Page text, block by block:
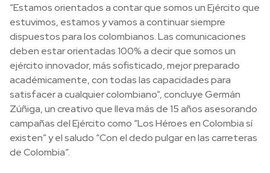
“Estamos orientados a contar que somos un Ejército que
estuvimos, estamos y vamos a continuar siempre
dispuestos para los colombianos. Las comunicaciones
deben estar orientadas 100% a decir que somos un
ejército innovador, más sofisticado, mejor preparado
académicamente, con todas las capacidades para
satisfacer a cualquier colombiano”, concluye Germán
Zúñiga, un creativo que lleva más de 15 años asesorando
campañas del Ejército como “Los Héroes en Colombia sí
existen” y el saludo “Con el dedo pulgar en las carreteras
de Colombia”.